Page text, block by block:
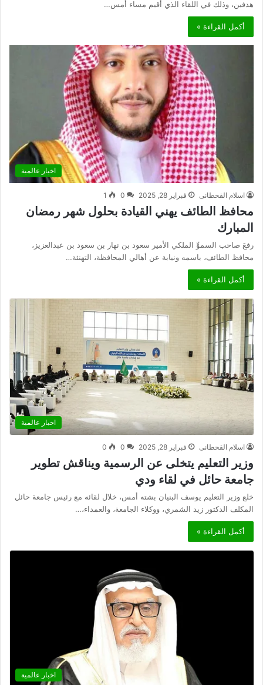
هدفين، وذلك في اللقاء الذي أقيم مساء أمس…
أكمل القراءة »
اخبار عالمية
اسلام القحطانى فبراير 28, 2025 0
1
محافظ الطائف يهني القيادة بحلول شهر رمضان
المبارك
رفعَ صاحب السموِّ الملكي الأمير سعود بن نهار بن سعود بن عبدالعزيز،
محافظ الطائف، باسمه ونيابة عن أهالي المحافظة، التهنئة…
أكمل القراءة »
اخبار عالمية
اسلام القحطانى فبراير 28, 2025 0
0
وزير التعليم يتخلى عن الرسمية ويناقش تطوير
جامعة حائل في لقاء ودي
خلع وزير التعليم يوسف البنيان بشته أمس، خلال لقائه مع رئيس جامعة حائل
المكلف الدكتور زيد الشمري، ووكلاء الجامعة، والعمداء،…
أكمل القراءة »
اخبار عالمية